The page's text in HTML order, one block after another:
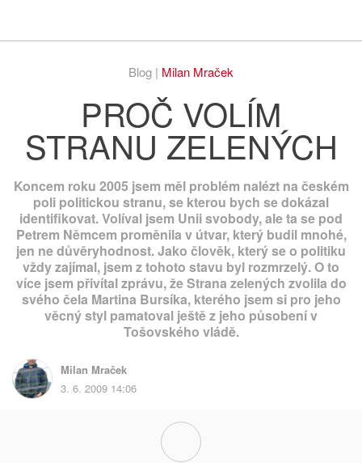
Blog | Milan Mraček
PROČ VOLÍM
STRANU ZELENÝCH
Koncem roku 2005 jsem měl problém nalézt na českém
poli politickou stranu, se kterou bych se dokázal
identifikovat. Volíval jsem Unii svobody, ale ta se pod
Petrem Němcem proměnila v útvar, který budil mnohé,
jen ne důvěryhodnost. Jako člověk, který se o politiku
vždy zajímal, jsem z tohoto stavu byl rozmrzelý. O to
více jsem přivítal zprávu, že Strana zelených zvolila do
svého čela Martina Bursíka, kterého jsem si pro jeho
věcný styl pamatoval ještě z jeho působení v
Tošovského vládě.
Milan Mraček
3. 6. 2009 14:06